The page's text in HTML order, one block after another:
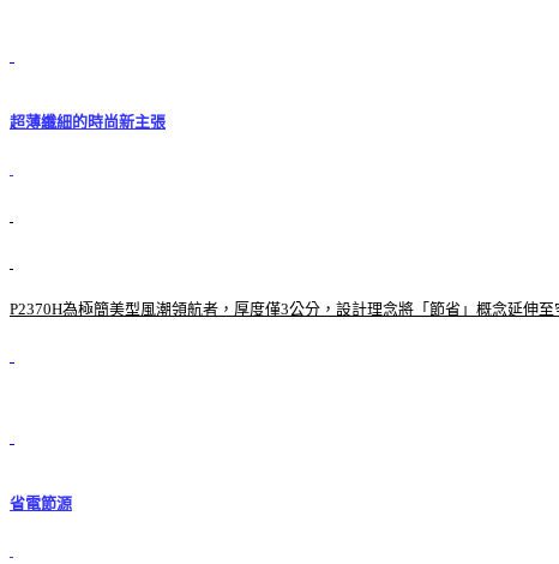
超薄纖細的時尚新主張
P2370H為極簡美型風潮領航者，厚度僅3公分，設計理念將「節省」概念延伸
省電節源